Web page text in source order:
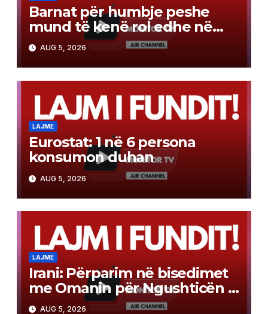
Barnat për humbje peshe
mund të kenë rol edhe në
luftën kundër kancerit
AUG 5, 2026
LAJME
Eurostat: 1 në 6 persona
konsumon duhan
AUG 5, 2026
LAJME
Irani: Përparim në bisedimet
me Omanin për Ngushticën e
Hormuzit
AUG 5, 2026